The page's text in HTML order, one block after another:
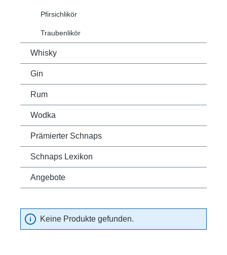
Pfirsichlikör
Traubenlikör
Whisky
Gin
Rum
Wodka
Prämierter Schnaps
Schnaps Lexikon
Angebote
Keine Produkte gefunden.